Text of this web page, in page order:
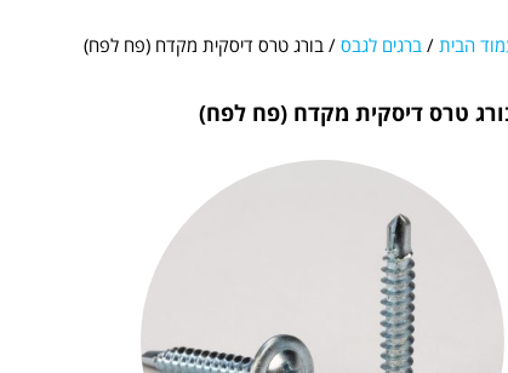
הבית / ברגים לגבס / בורג טרס דיסקית מקדח (פח לפח)
טרס דיסקית מקדח (פח לפח)